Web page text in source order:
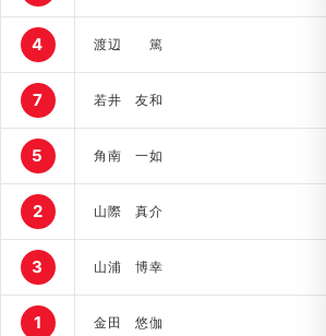
4 渡辺 篤
7 若井 友和
5 角南 一如
2 山際 真介
3 山浦 博幸
1 金田 悠伽